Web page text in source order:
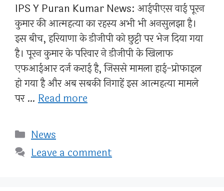
IPS Y Puran Kumar News: आईपीएस वाई पूरन
कुमार की आत्महत्या का रहस्य अभी भी अनसुलझा है।
इस बीच, हरियाणा के डीजीपी को छुट्टी पर भेज दिया गया
है। पूरन कुमार के परिवार ने डीजीपी के खिलाफ
एफआईआर दर्ज कराई है, जिससे मामला हाई-प्रोफाइल
हो गया है और अब सबकी निगाहें इस आत्महत्या मामले
पर … Read more
Categories
News
Leave a comment